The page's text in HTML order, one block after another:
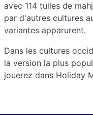
avec 114 tuiles de
par d'autres cultures
variantes apparurent.
Dans les cultures
la version la plus
jouerez dans Holiday